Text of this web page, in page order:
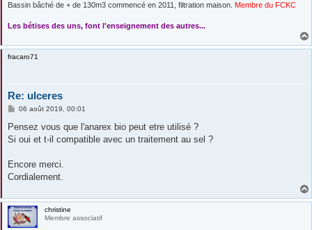
Bassin bâché de + de 130m3 commencé en 2011, filtration maison. Membre du FCKC
Les bétises des uns, font l'enseignement des autres...
fracaro71
Re: ulceres
M
s
a
06 août 2019, 00:01
Pensez vous que l'anarex bio peut etre utilisé ?
Si oui et t-il compatible avec un traitement au sel ?
Encore merci.
Cordialement.
christine
Membre associatif